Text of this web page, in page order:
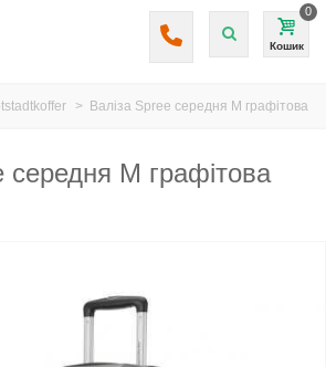
Кошик
0
> Валіза Spree середня M графітова
середня M графітова